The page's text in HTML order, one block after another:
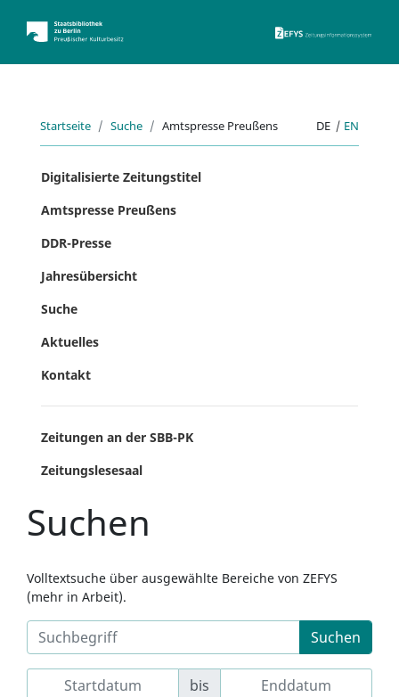
Startseite Suche Amtspresse Preußens DE | EN
Digitalisierte Zeitungstitel
Amtspresse Preußens
DDR-Presse
Jahresübersicht
Suche
Aktuelles
Kontakt
Zeitungen an der SBB-PK
Zeitungslesesaal
Suchen
Volltextsuche über ausgewählte Bereiche von ZEFYS
(mehr in Arbeit).
Suchen
bis